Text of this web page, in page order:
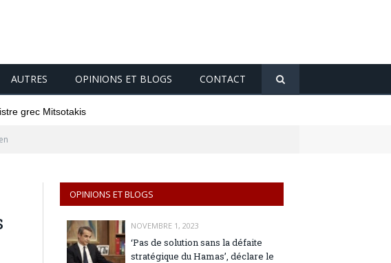
AUTRES OPINIONS ET BLOGS CONTACT
grec Mitsotakis
OPINIONS ET BLOGS
NOVEMBRE 1, 2023
‘Pas de solution sans la défaite
stratégique du Hamas’, déclare le